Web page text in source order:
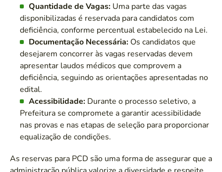
Quantidade de Vagas: Uma parte das vagas
disponibilizadas é reservada para candidatos com
deficiência, conforme percentual estabelecido na Lei.
Documentação Necessária: Os candidatos que
desejarem concorrer às vagas reservadas devem
apresentar laudos médicos que comprovem a
deficiência, seguindo as orientações apresentadas no
edital.
Acessibilidade: Durante o processo seletivo, a
Prefeitura se compromete a garantir acessibilidade
nas provas e nas etapas de seleção para proporcionar
equalização de condições.
As reservas para PCD são uma forma de assegurar que a